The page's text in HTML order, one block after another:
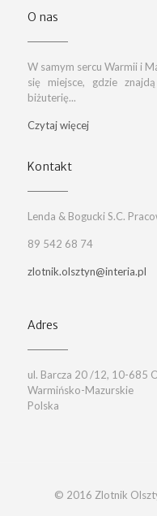
O nas
W samym sercu Warmii i
się miejsce, gdzie
biżuterię...
Czytaj więcej
Kontakt
Lenda & Bogucki S.C.
89 542 68 74
zlotnik.olsztyn@interia.pl
Adres
ul. Barcza 20 /12, 10-685
Warmińsko-Mazurskie
Polska
© 2016 Zlotnik